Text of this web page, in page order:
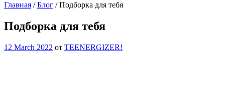
Главная /Блог / Подборка для тебя
Подборка для тебя
12 March 2022 от TEENERGIZER!